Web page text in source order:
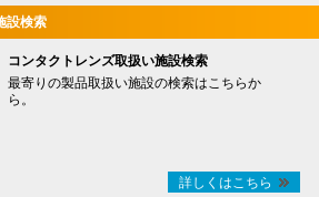
設検索
コンタクトレンズ取扱い施設検索
最寄りの製品取扱い施設の検索はこちらか
ら。
詳しくはこちら